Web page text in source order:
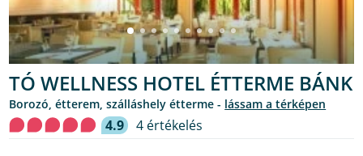
TÓ WELLNESS HOTEL ÉTTERME BÁNK
borozó, étterem, szálláshely étterme - lássam a térképen
4.9 4 értékelés